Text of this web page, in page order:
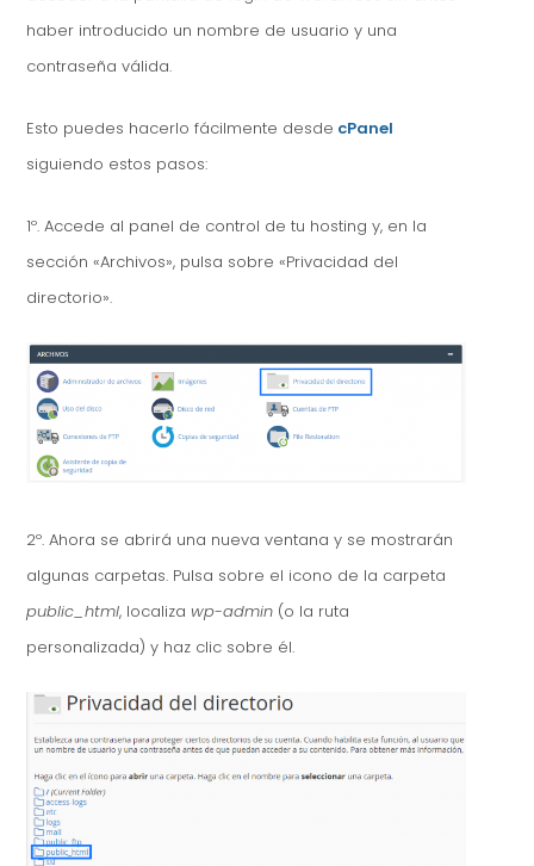
haber introducido un nombre de usuario y una
contraseña válida.
Esto puedes hacerlo fácilmente desde cPanel
siguiendo estos pasos:
1º. Accede al panel de control de tu hosting y, en la
sección «Archivos», pulsa sobre «Privacidad del
directorio».
2º. Ahora se abrirá una nueva ventana y se mostrarán
algunas carpetas. Pulsa sobre el icono de la carpeta
public_html, localizawp-admin (o la ruta
personalizada) y haz clic sobre él.